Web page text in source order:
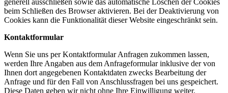
beim Schließen des Browser aktivieren. Bei der Deaktivierung von
Cookies kann die Funktionalität dieser Website eingeschränkt sein.
Kontaktformular
Wenn Sie uns per Kontaktformular Anfragen zukommen lassen,
werden Ihre Angaben aus dem Anfrageformular inklusive der von
Ihnen dort angegebenen Kontaktdaten zwecks Bearbeitung der
Anfrage und für den Fall von Anschlussfragen bei uns gespeichert.
Diese Daten geben wir nicht ohne Ihre Einwilligung weiter.